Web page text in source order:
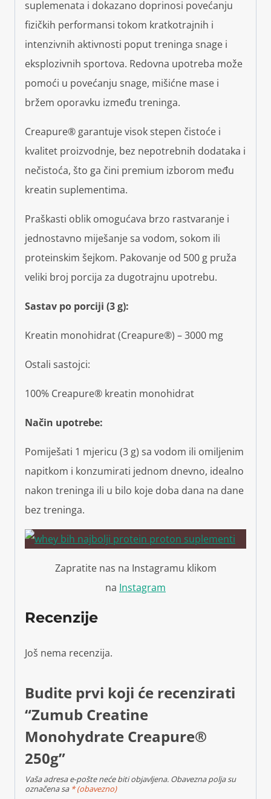
suplemenata i dokazano doprinosi povećanju
fizičkih performansi tokom kratkotrajnih i
intenzivnih aktivnosti poput treninga snage i
eksplozivnih sportova. Redovna upotreba može
pomoći u povećanju snage, mišićne mase i
bržem oporavku između treninga.
Creapure® garantuje visok stepen čistoće i
kvalitet proizvodnje, bez nepotrebnih dodataka i
nečistoća, što ga čini premium izborom među
kreatin suplementima.
Praškasti oblik omogućava brzo rastvaranje i
jednostavno miješanje sa vodom, sokom ili
proteinskim šejkom. Pakovanje od 500 g pruža
veliki broj porcija za dugotrajnu upotrebu.
Sastav po porciji (3 g):
Kreatin monohidrat (Creapure®) – 3000 mg
Ostali sastojci:
100% Creapure® kreatin monohidrat
Način upotrebe:
Pomiješati 1 mjericu (3 g) sa vodom ili omiljenim
napitkom i konzumirati jednom dnevno, idealno
nakon treninga ili u bilo koje doba dana na dane
bez treninga.
Zapratite nas na Instagramu klikom
na Instagram
Recenzije
Još nema recenzija.
Budite prvi koji će recenzirati
“Zumub Creatine
Monohydrate Creapure®
250g”
Vaša adresa e-pošte neće biti objavljena. Obavezna polja su
označena sa * (obavezno)